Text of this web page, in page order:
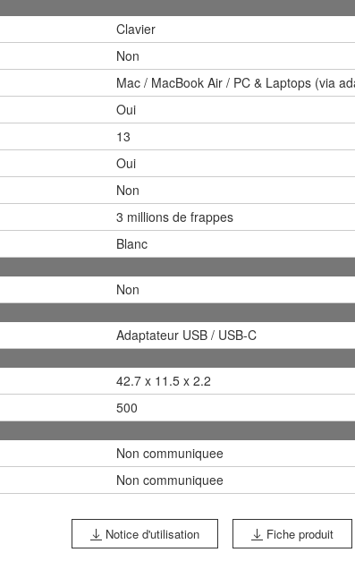
Clavier
Non
Mac / MacBook Air / PC & Laptops (via
Oui
13
Oui
Non
3 millions de frappes
Blanc
Non
Adaptateur USB / USB-C
42.7 x 11.5 x 2.2
500
Non communiquee
Non communiquee
Notice d'utilisation Fiche produit